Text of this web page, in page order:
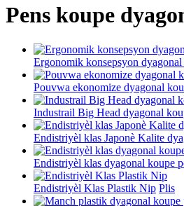
Pens koupe
Ergonomik konsepsyon dyagonal
Pouvwa ekonomize dyagonal
Industrail Big Head dyagonal
Endistriyèl klas Japonè Kalite
Endistriyèl klas dyagonal koupe
Endistriyèl Klas Plastik Nip Plis